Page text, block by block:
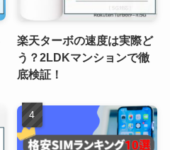
楽天ターボの速度は実際ど
う？2LDKマンションで徹
底検証！